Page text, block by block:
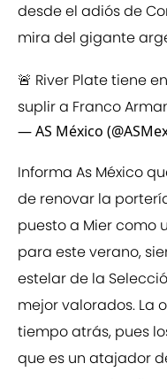
desde el adiós de
mira del gigante
🚨 River Plate tiene
suplir a Franco
— AS México
Informa As México
de renovar la
puesto a Mier como
para este verano,
estelar de la
mejor valorados. La
tiempo atrás, pues
que es un atajador